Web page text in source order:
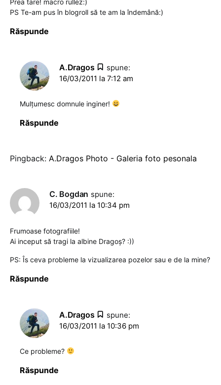
Prea tare! macro rullez:)
PS Te-am pus în blogroll să te am la îndemână:)
Răspunde
A.Dragos
spune:
16/03/2011 la 7:12 am
Mulţumesc domnule inginer!
Răspunde
Pingback: A.Dragos Photo - Galeria foto pesonala
C. Bogdan spune:
16/03/2011 la 10:34 pm
Frumoase fotografiile!
Ai inceput să tragi la albine Dragoş? :))
PS: Îs ceva probleme la vizualizarea pozelor sau e de la mine?
Răspunde
A.Dragos
spune:
16/03/2011 la 10:36 pm
Ce probleme?
Răspunde